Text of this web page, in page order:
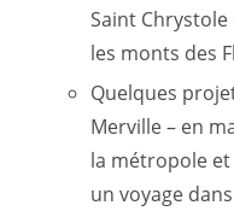
Saint
les monts des
Quelques
Merville – en
la métropole et
un voyage